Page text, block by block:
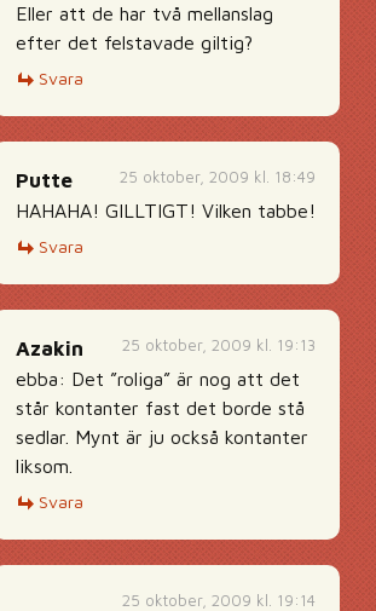
Eller att de har två mellanslag
efter det felstavade giltig?
Svara
25 oktober, 2009 kl. 18:49
Putte
HAHAHA! GILLTIGT! Vilken tabbe!
Svara
25 oktober, 2009 kl. 19:13
Azakin
ebba: Det ”roliga” är nog att det
står kontanter fast det borde stå
sedlar. Mynt är ju också kontanter
liksom.
Svara
25 oktober, 2009 kl. 19:14